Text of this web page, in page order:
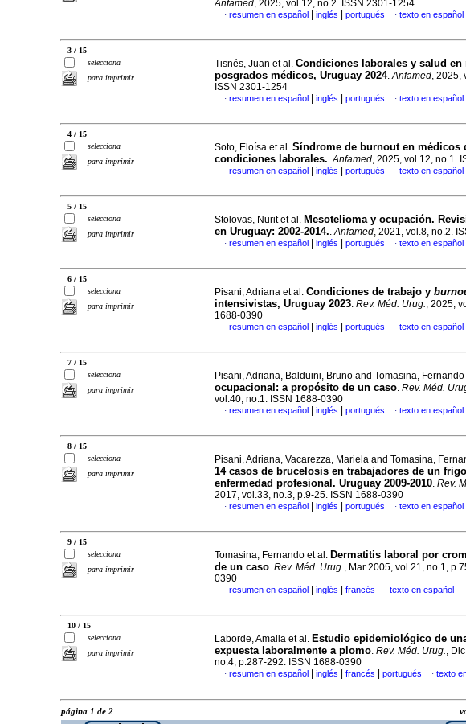
Anfamed, 2025, vol.12, no.2. ISSN 2301-1254
· resumen en español inglés portugués · texto en español
3 / 15
selecciona
para imprimir
Tisnés, Juan et al. Condiciones laborales y salud en
posgrados médicos, Uruguay 2024.Anfamed, 2025,
ISSN 2301-1254
· resumen en español inglés portugués · texto en español
4 / 15
selecciona
para imprimir
Soto, Eloísa et al. Síndrome de burnout en médicos
condiciones laborales..Anfamed, 2025, vol.12, no.1.
· resumen en español inglés portugués · texto en español
5 / 15
selecciona
para imprimir
Stolovas, Nurit et al. Mesotelioma y ocupación.
en Uruguay: 2002-2014..Anfamed, 2021, vol.8, no.2.
· resumen en español inglés portugués · texto en español
6 / 15
selecciona
para imprimir
Pisani, Adriana et al. Condiciones de trabajo y
intensivistas, Uruguay 2023. Rev. Méd. Urug., 2025,
1688-0390
· resumen en español inglés portugués · texto en español
7 / 15
selecciona
para imprimir
Pisani, Adriana, Balduini, Bruno and Tomasina, Fernando
ocupacional: a propósito de un caso. Rev. Méd.
vol.40, no.1. ISSN 1688-0390
· resumen en español inglés portugués · texto en español
8 / 15
selecciona
para imprimir
Pisani, Adriana, Vacarezza, Mariela and Tomasina,
14 casos de brucelosis en trabajadores de un
enfermedad profesional. Uruguay 2009-2010. Rev.
2017, vol.33, no.3, p.9-25. ISSN 1688-0390
· resumen en español inglés portugués · texto en español
9 / 15
selecciona
para imprimir
Tomasina, Fernando et al. Dermatitis laboral por
de un caso. Rev. Méd. Urug., Mar 2005, vol.21, no.1,
0390
· resumen en español inglés francés · texto en español
10 / 15
selecciona
para imprimir
Laborde, Amalia et al. Estudio epidemiológico de
expuesta laboralmente a plomo. Rev. Méd. Urug.,
no.4, p.287-292. ISSN 1688-0390
· resumen en español inglés francés portugués · texto
página 1 de 2